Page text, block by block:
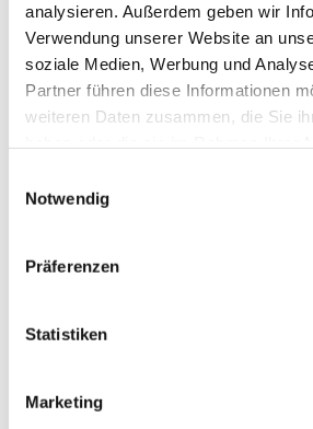
analysieren. Außerdem geben wir
Verwendung unserer Website an
soziale Medien, Werbung und
Partner führen diese Informationen
weiteren Daten zusammen, die Sie
Notwendig
Präferenzen
Statistiken
MarketingDies könnte Sie